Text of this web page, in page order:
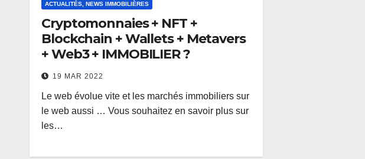
ACTUALITÉS, NEWS IMMOBILIÈRES
Cryptomonnaies + NFT +
Blockchain + Wallets + Metavers
+ Web3 + IMMOBILIER ?
19 MAR 2022
Le web évolue vite et les marchés immobiliers sur
le web aussi … Vous souhaitez en savoir plus sur
les…